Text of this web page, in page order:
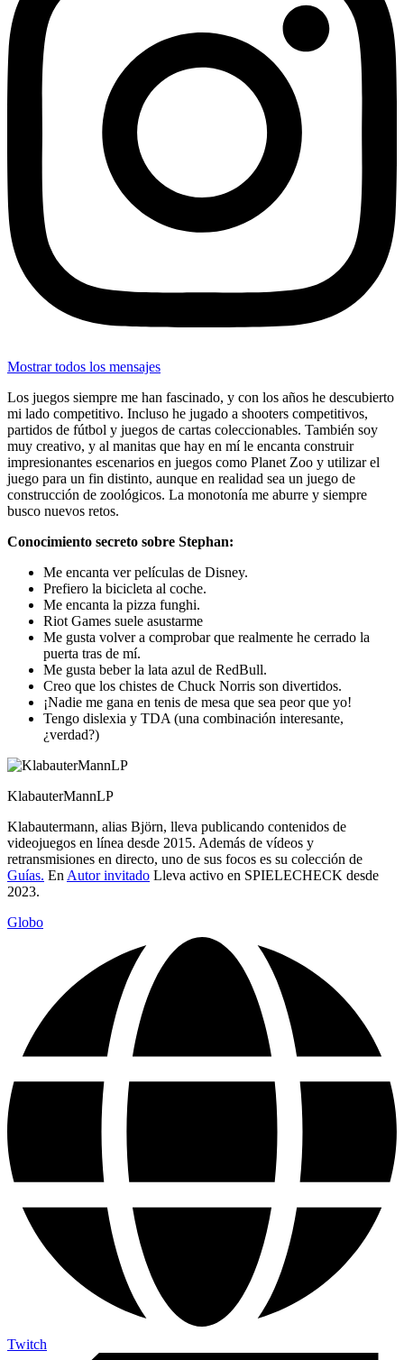
Mostrar todos los mensajes
Los juegos siempre me han fascinado, y con los años he descubierto
mi lado competitivo. Incluso he jugado a shooters competitivos,
partidos de fútbol y juegos de cartas coleccionables. También soy
muy creativo, y al manitas que hay en mí le encanta construir
impresionantes escenarios en juegos como Planet Zoo y utilizar el
juego para un fin distinto, aunque en realidad sea un juego de
construcción de zoológicos. La monotonía me aburre y siempre
busco nuevos retos.
Conocimiento secreto sobre Stephan:
Me encanta ver películas de Disney.
Prefiero la bicicleta al coche.
Me encanta la pizza funghi.
Riot Games suele asustarme
Me gusta volver a comprobar que realmente he cerrado la
puerta tras de mí.
Me gusta beber la lata azul de RedBull.
Creo que los chistes de Chuck Norris son divertidos.
¡Nadie me gana en tenis de mesa que sea peor que yo!
Tengo dislexia y TDA (una combinación interesante,
¿verdad?)
KlabauterMannLP
Klabautermann, alias Björn, lleva publicando contenidos de
videojuegos en línea desde 2015. Además de vídeos y
retransmisiones en directo, uno de sus focos es su colección de
Guías. En Autor invitado Lleva activo en SPIELECHECK desde
2023.
Globo
Twitch